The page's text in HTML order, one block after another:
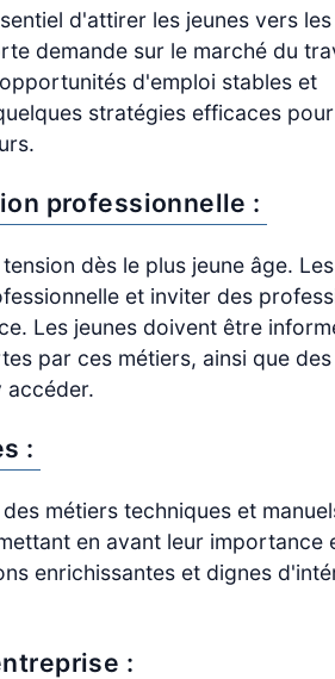
d'attirer les jeunes vers
demande sur le marché du
d'emploi stables et
stratégies efficaces
professionnelle :
dès le plus jeune âge.
et inviter des
Les jeunes doivent être
par ces métiers, ainsi que des
accéder.
:
métiers techniques et
en avant leur
enrichissantes et dignes
: